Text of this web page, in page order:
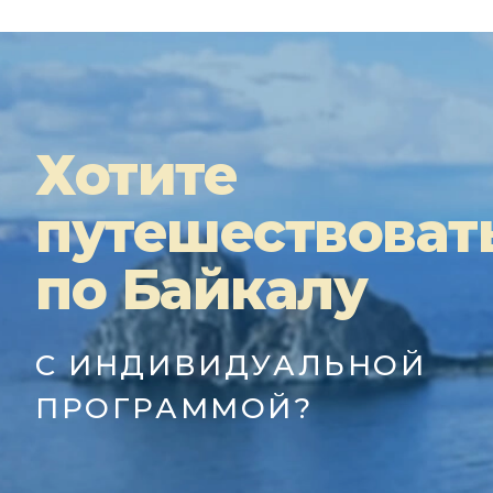
Хотите
по Байкалу
С ИНДИВИДУАЛЬНОЙ
ПРОГРАММОЙ?